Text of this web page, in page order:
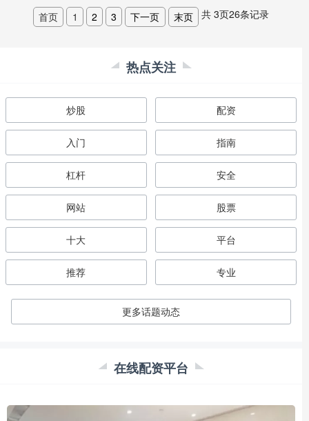
首页 1 2 3 下一页 末页 共 3页26条记录
热点关注
炒股 配资
入门 指南
杠杆 安全
网站 股票
十大 平台
推荐 专业
更多话题动态
在线配资平台